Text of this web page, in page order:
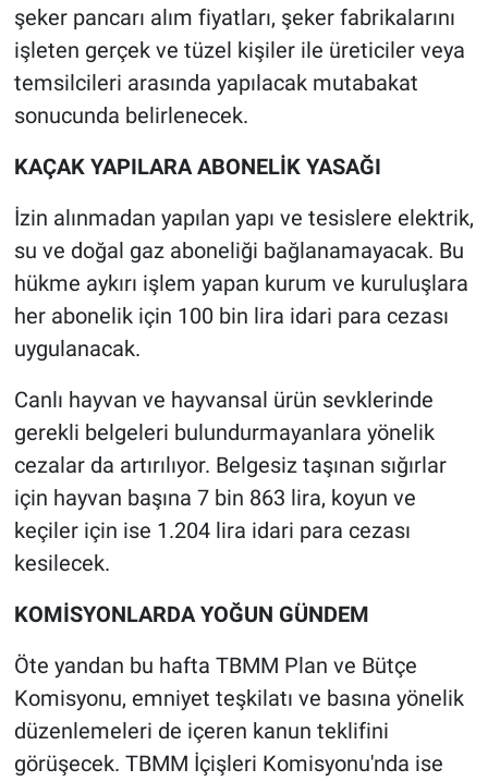
şeker pancarı alım fiyatları, şeker fabrikalarını
işleten gerçek ve tüzel kişiler ile üreticiler veya
temsilcileri arasında yapılacak mutabakat
sonucunda belirlenecek.
KAÇAK YAPILARA ABONELİK YASAĞI
İzin alınmadan yapılan yapı ve tesislere elektrik,
su ve doğal gaz aboneliği bağlanamayacak. Bu
hükme aykırı işlem yapan kurum ve kuruluşlara
her abonelik için 100 bin lira idari para cezası
uygulanacak.
Canlı hayvan ve hayvansal ürün sevklerinde
gerekli belgeleri bulundurmayanlara yönelik
cezalar da artırılıyor. Belgesiz taşınan sığırlar
için hayvan başına 7 bin 863 lira, koyun ve
keçiler için ise 1.204 lira idari para cezası
kesilecek.
KOMİSYONLARDA YOĞUN GÜNDEM
Öte yandan bu hafta TBMM Plan ve Bütçe
Komisyonu, emniyet teşkilatı ve basına yönelik
düzenlemeleri de içeren kanun teklifini
görüşecek. TBMM İçişleri Komisyonu'nda ise